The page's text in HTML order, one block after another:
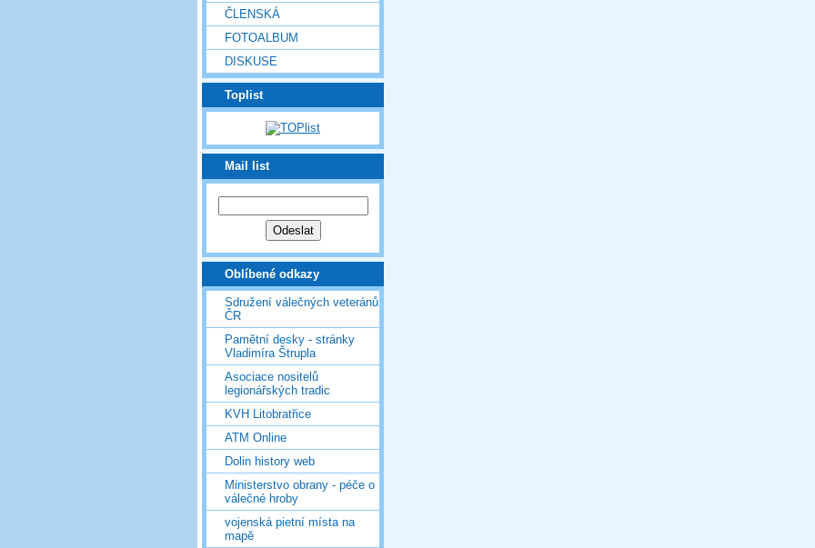
ČLENSKÁ
FOTOALBUM
DISKUSE
Toplist
Mail list
Oblíbené odkazy
Sdružení válečných veteránů
ČR
Pamětní desky - stránky
Vladimíra Štrupla
Asociace nositelů
legionářských tradic
KVH Litobratřice
ATM Online
Dolin history web
Ministerstvo obrany - péče o
válečné hroby
vojenská pietní místa na
mapě